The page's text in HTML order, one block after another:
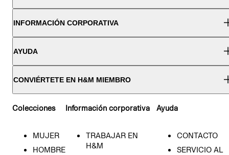
INFORMACIÓN CORPORATIVA
AYUDA
CONVIÉRTETE EN H&M MIEMBRO
Colecciones
MUJER
HOMBRE
Información corporativa
TRABAJAR EN
H&M
Ayuda
CONTACTO
SERVICIO AL